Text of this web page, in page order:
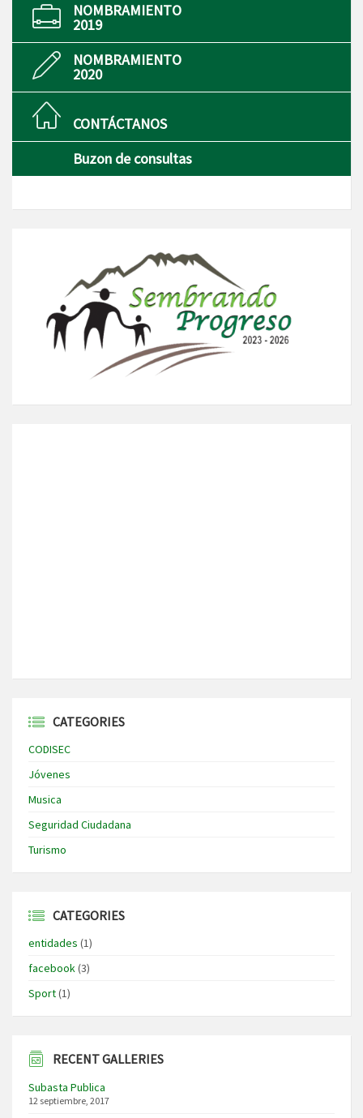
NOMBRAMIENTO
2019
NOMBRAMIENTO
2020
CONTÁCTANOS
Buzon de consultas
CATEGORIES
CODISEC
Jóvenes
Musica
Seguridad Ciudadana
Turismo
CATEGORIES
entidades (1)
facebook(3)
Sport(1)
RECENT GALLERIES
Subasta Publica
12 septiembre, 2017